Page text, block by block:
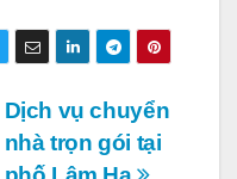
Dịch vụ chuyển
nhà trọn gói tại